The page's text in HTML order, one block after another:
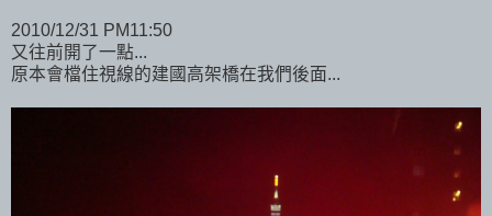
2010/12/31 PM11:50
又往前開了一點...
原本會檔住視線的建國高架橋在我們後面...